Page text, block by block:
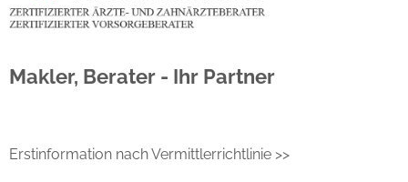
Makler, Berater - Ihr Partner
Erstinformation nach Vermittlerrichtlinie >>